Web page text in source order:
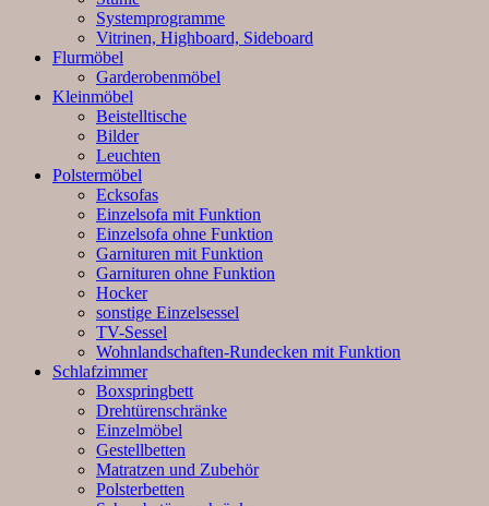
Systemprogramme
Vitrinen, Highboard, Sideboard
Flurmöbel
Garderobenmöbel
Kleinmöbel
Beistelltische
Bilder
Leuchten
Polstermöbel
Ecksofas
Einzelsofa mit Funktion
Einzelsofa ohne Funktion
Garnituren mit Funktion
Garnituren ohne Funktion
Hocker
sonstige Einzelsessel
TV-Sessel
Wohnlandschaften-Rundecken mit Funktion
Schlafzimmer
Boxspringbett
Drehtürenschränke
Einzelmöbel
Gestellbetten
Matratzen und Zubehör
Polsterbetten